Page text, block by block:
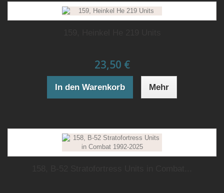
23,50 €
In den Warenkorb Mehr